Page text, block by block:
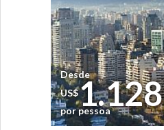
Desde
US$1.128
por pessoa